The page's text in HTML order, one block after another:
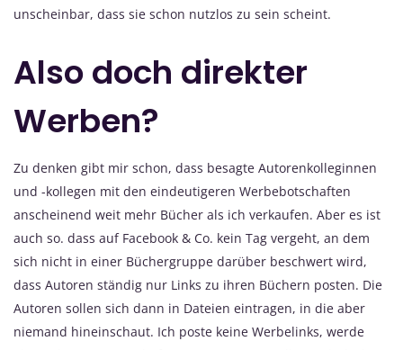
unscheinbar, dass sie schon nutzlos zu sein scheint.
Also doch direkter
Werben?
Zu denken gibt mir schon, dass besagte Autorenkolleginnen
und -kollegen mit den eindeutigeren Werbebotschaften
anscheinend weit mehr Bücher als ich verkaufen. Aber es ist
auch so. dass auf Facebook & Co. kein Tag vergeht, an dem
sich nicht in einer Büchergruppe darüber beschwert wird,
dass Autoren ständig nur Links zu ihren Büchern posten. Die
Autoren sollen sich dann in Dateien eintragen, in die aber
niemand hineinschaut. Ich poste keine Werbelinks, werde